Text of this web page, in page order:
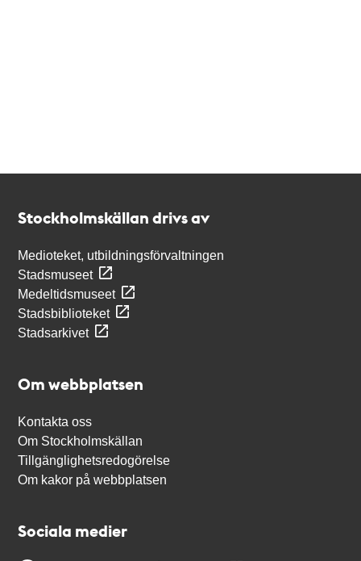
Stockholmskällan drivs av
Medioteket, utbildningsförvaltningen
Stadsmuseet
Medeltidsmuseet
Stadsbiblioteket
Stadsarkivet
Om webbplatsen
Kontakta oss
Om Stockholmskällan
Tillgänglighetsredogörelse
Om kakor på webbplatsen
Sociala medier